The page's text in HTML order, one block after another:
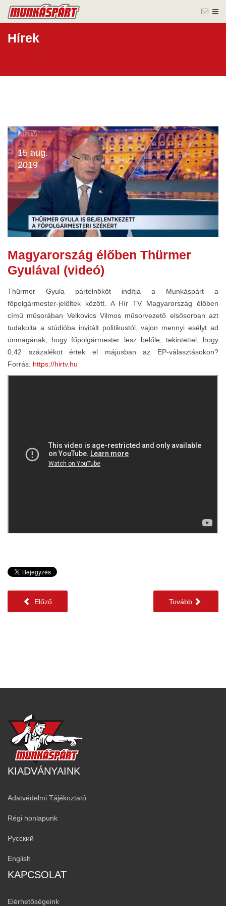
Hírek
15 aug.
2019
Magyarország élőben Thürmer
Gyulával (videó)
Thürmer Gyula pártelnököt indítja a Munkáspárt a
főpolgármester-jelöltek között. A Hír TV Magyarország élőben
című műsorában Velkovics Vilmos műsorvezető elsősorban azt
tudakolta a stúdióba invitált politikustól, vajon mennyi esélyt ad
önmagának, hogy főpolgármester lesz belőle, tekintettel, hogy
0,42 százalékot értek el májusban az EP-választásokon?
Forrás: https://hirtv.hu
Előző Tovább
KIADVÁNYAINK
Adatvédelmi Tájékoztató
Régi honlapunk
Русский
English
KAPCSOLAT
Elérhetőségeink